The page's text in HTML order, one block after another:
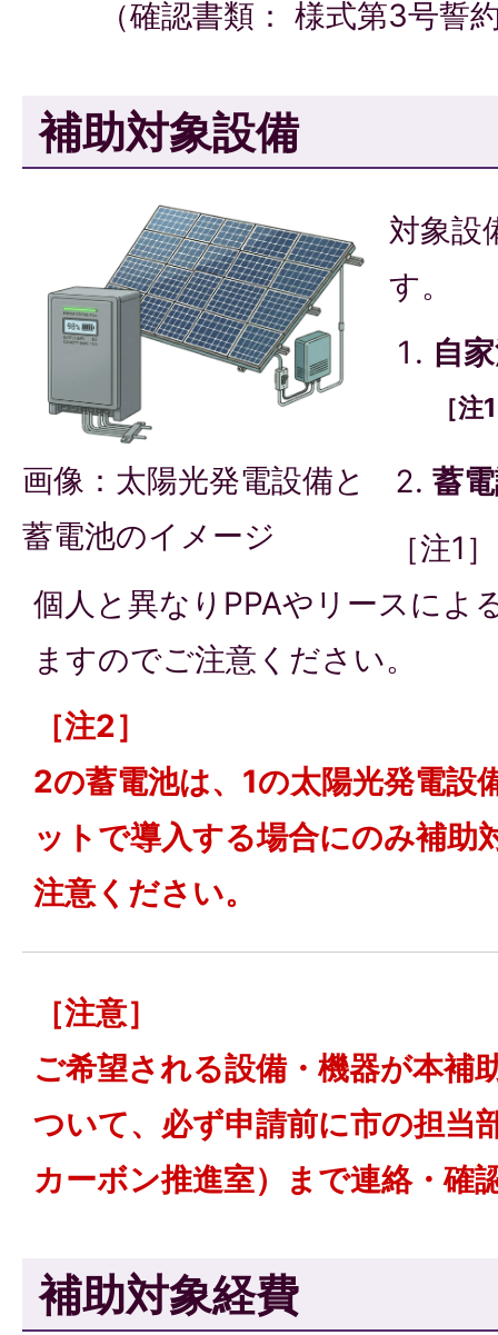
（確認書類： 様式第3号誓
補助対象設備
画像：太陽光発電設備と
蓄電池のイメージ
対象設
す。
自
［注
蓄
［注1］
個人と異なりPPAやリースによ
ますのでご注意ください。
［注2］
2の蓄電池は、1の太陽光発電設
ットで導入する場合にのみ補助
注意ください。
［注意］
ご希望される設備・機器が本補
ついて、必ず申請前に市の担当
カーボン推進室）まで連絡・確
補助対象経費